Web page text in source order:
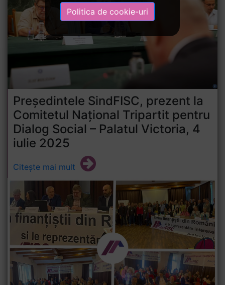
Politica de cookie-uri
Președintele SindFISC, prezent la
Comitetul Național Tripartit pentru
Dialog Social – Palatul Victoria, 4
iulie 2025
Citește mai mult